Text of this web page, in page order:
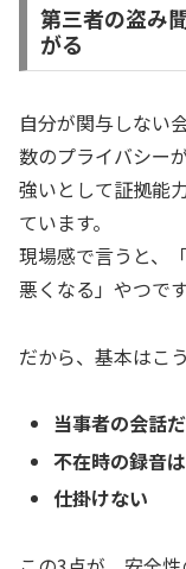
第三者の盗み
がる
自分が関与しない
数のプライバシー
強いとして証拠能
ています。
現場感で言うと、
悪くなる」やつです
だから、基本はこう
当事者の会話
不在時の録音
仕掛けない